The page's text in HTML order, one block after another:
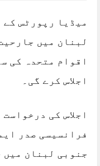
میڈیا رپورٹس
لبنان میں
اقوام متحدہ کی
اجلاس کرے گی۔
اجلاس کی
فرانسیسی صدر
جنوبی لبنان میں